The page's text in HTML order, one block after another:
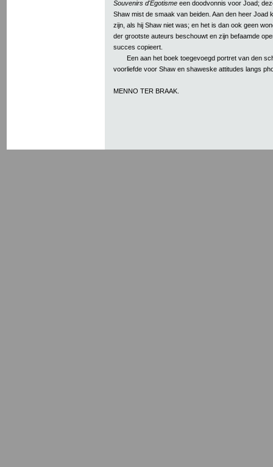
Souvenirs d'Egotisme een doodvonnis voor Joad;
Shaw mist de smaak van beiden. Aan den heer Joad
zijn, als hij Shaw niet was; en het is dan ook geen
der grootste auteurs beschouwt en zijn befaamde
succes copieert.
Een aan het boek toegevoegd portret van den
voorliefde voor Shaw en shaweske attitudes langs
MENNO TER BRAAK.